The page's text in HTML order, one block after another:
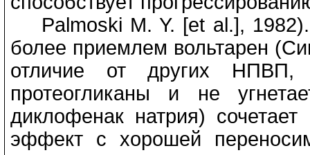
Palmoski M. Y. [et al.],
более приемлем вольтарен
отличие от других
протеогликаны и не
диклофенак натрия)
эффект с хорошей